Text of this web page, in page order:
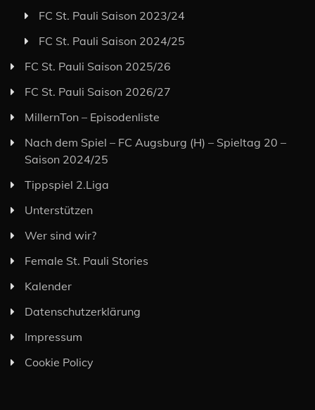
FC St. Pauli Saison 2023/24
FC St. Pauli Saison 2024/25
FC St. Pauli Saison 2025/26
FC St. Pauli Saison 2026/27
MillernTon – Episodenliste
Nach dem Spiel – FC Augsburg (H) – Spieltag 20 –
Saison 2024/25
Tippspiel 2.Liga
Unterstützen
Wer sind wir?
Female St. Pauli Stories
Kalender
Datenschutzerklärung
Impressum
Cookie Policy